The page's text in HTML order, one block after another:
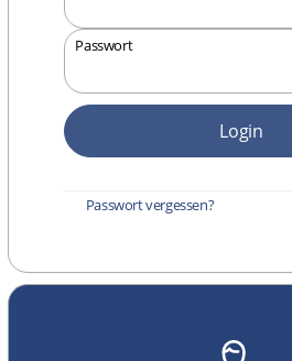
Passwort
Login
Passwort vergessen?